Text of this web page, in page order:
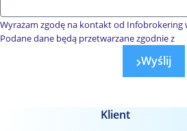
Wyrażam zgodę na kontakt od Infobrokering
Podane dane będą przetwarzane zgodnie z
Wyślij
Klient